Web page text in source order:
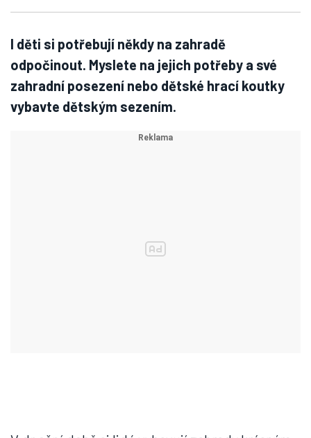
I děti si potřebují někdy na zahradě
odpočinout. Myslete na jejich potřeby a své
zahradní posezení nebo dětské hrací koutky
vybavte dětským sezením.